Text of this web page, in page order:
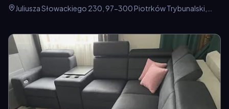
Juliusza Słowackiego 230, 97-300 Piotrków Trybunalski,